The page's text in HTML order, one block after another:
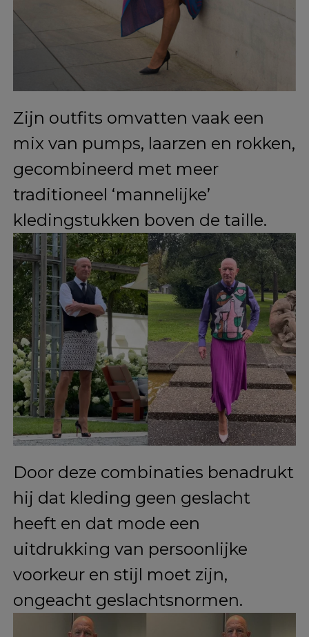
los van de traditionele
geslachtsnormen.
Met bijna 660.000 volgers op
Instagram heeft Mark een
aanzienlijke aanhang opgebouwd
door zijn gedurfde en unieke stijl
te delen.